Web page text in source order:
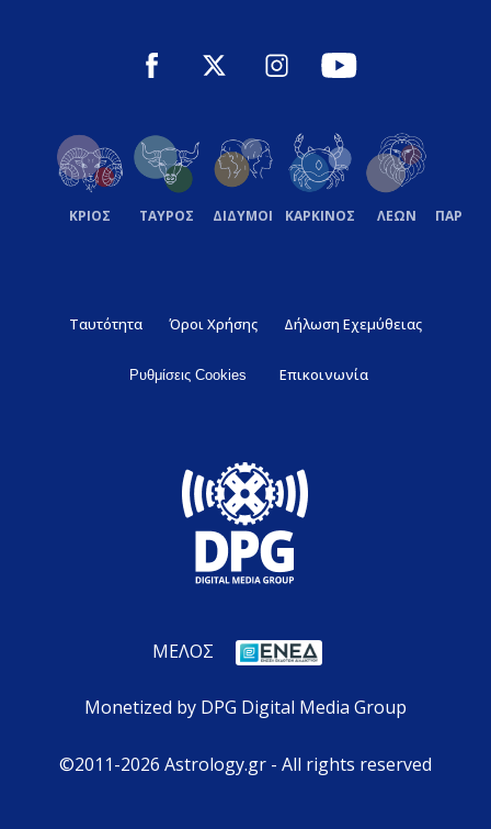
ΚΡΙΟΣ ΤΑΥΡΟΣ ΔΙΔΥΜΟΙ ΚΑΡΚΙΝΟΣ ΛΕΩΝ
Ταυτότητα Όροι Χρήσης Δήλωση Εχεμύθειας
Ρυθμίσεις Cookies Επικοινωνία
ΜΕΛΟΣ
Monetized by DPG Digital Media Group
©2011-2026 Astrology.gr - All rights reserved